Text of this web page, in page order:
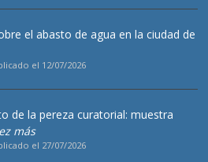
el abasto de agua en la ciudad de
el 12/07/2026
de la pereza curatorial: muestra
más
el 27/07/2026